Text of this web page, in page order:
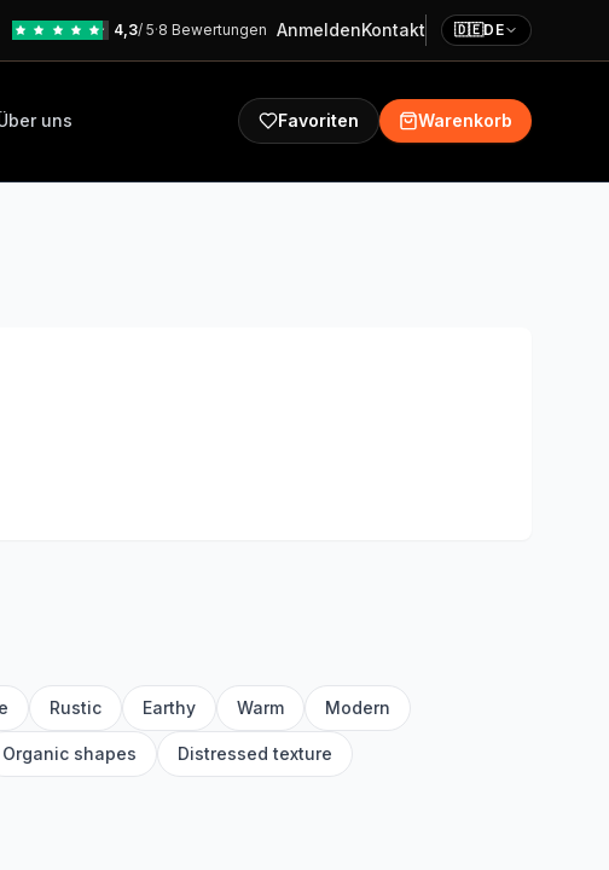
4,3/ 5·8 Bewertungen AnmeldenKontakt 🇩🇪DE
uns Favoriten Warenkorb
Rustic Earthy Warm Modern
Organic shapes Distressed texture